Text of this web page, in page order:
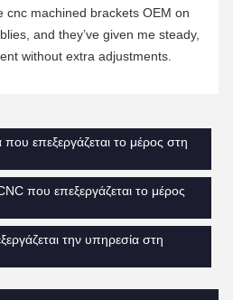
cnc machined brackets OEM on
and they’ve given me steady,
without extra adjustments.
επεξεργάζεται το μέρος στη
που επεξεργάζεται το μέρος
την υπηρεσία στη